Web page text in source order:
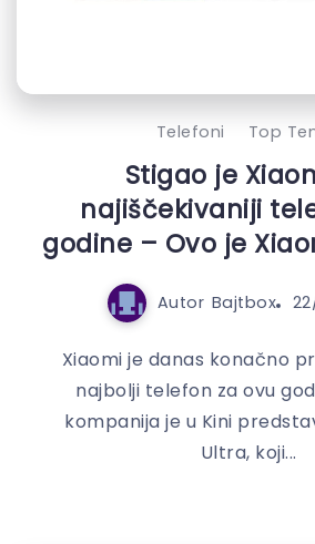
Telefoni Top
Stigao je
najiščekivaniji
godine – Ovo je
Autor Bajtbox
Xiaomi je danas konačno
najbolji telefon za ovu
kompanija je u Kini
Ultra, koji...